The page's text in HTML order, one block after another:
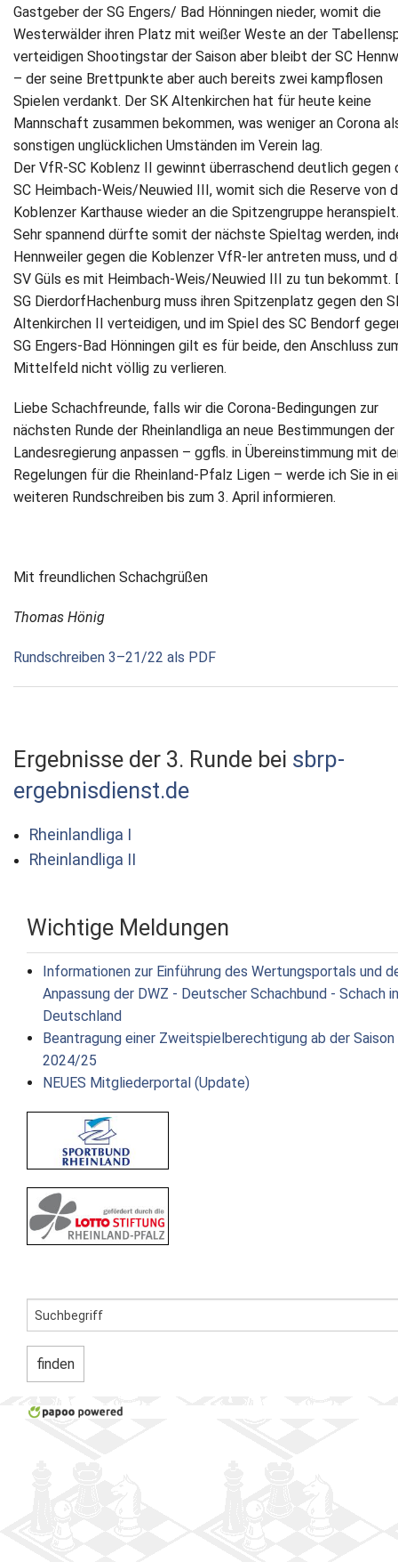
Gastgeber der SG Engers/ Bad Hönningen nieder, womit die
Westerwälder ihren Platz mit weißer Weste an der
verteidigen Shootingstar der Saison aber bleibt der SC
– der seine Brettpunkte aber auch bereits zwei kampflosen
Spielen verdankt. Der SK Altenkirchen hat für heute keine
Mannschaft zusammen bekommen, was weniger an Corona
sonstigen unglücklichen Umständen im Verein lag.
Der VfR-SC Koblenz II gewinnt überraschend deutlich gegen
SC Heimbach-Weis/Neuwied III, womit sich die Reserve von
Koblenzer Karthause wieder an die Spitzengruppe heranspielt.
Sehr spannend dürfte somit der nächste Spieltag werden,
Hennweiler gegen die Koblenzer VfR-ler antreten muss, und
SV Güls es mit Heimbach-Weis/Neuwied III zu tun bekommt.
SG DierdorfHachenburg muss ihren Spitzenplatz gegen den
Altenkirchen II verteidigen, und im Spiel des SC Bendorf
SG Engers-Bad Hönningen gilt es für beide, den Anschluss
Mittelfeld nicht völlig zu verlieren.
Liebe Schachfreunde, falls wir die Corona-Bedingungen zur
nächsten Runde der Rheinlandliga an neue Bestimmungen der
Landesregierung anpassen – ggfls. in Übereinstimmung mit
Regelungen für die Rheinland-Pfalz Ligen – werde ich Sie in
weiteren Rundschreiben bis zum 3. April informieren.
Mit freundlichen Schachgrüßen
Thomas Hönig
Rundschreiben 3–21/22 als PDF
Ergebnisse der 3. Runde bei sbrp-
ergebnisdienst.de
Rheinlandliga I
Rheinlandliga II
Wichtige Meldungen
Informationen zur Einführung des Wertungsportals und
Anpassung der DWZ - Deutscher Schachbund - Schach in
Deutschland
Beantragung einer Zweitspielberechtigung ab der Saison
2024/25
NEUES Mitgliederportal (Update)